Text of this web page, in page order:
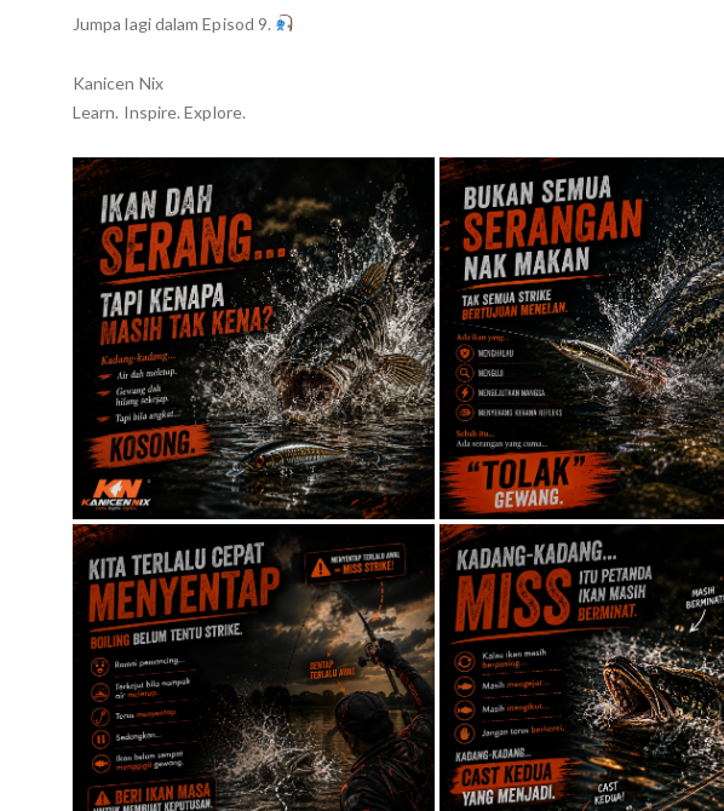
Jumpa lagi dalam Episod 9.
Kanicen Nix
Learn. Inspire. Explore.